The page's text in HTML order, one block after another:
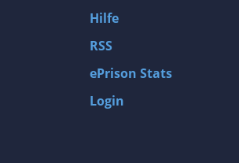
Hilfe
RSS
ePrison Stats
Login